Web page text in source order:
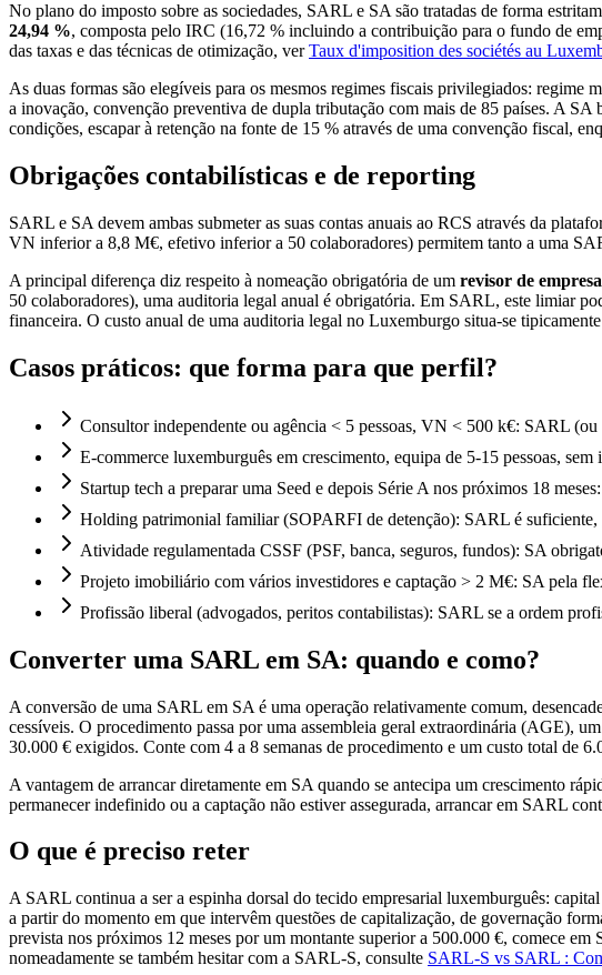
No plano do imposto sobre as sociedades, SARL e SA são tratadas de forma
24,94 %, composta pelo IRC (16,72 % incluindo a contribuição para o fundo de
das taxas e das técnicas de otimização, verTaux d'imposition des sociétés au
As duas formas são elegíveis para os mesmos regimes fiscais privilegiados:
a inovação, convenção preventiva de dupla tributação com mais de 85 países. A
condições, escapar à retenção na fonte de 15 % através de uma convenção fiscal,
Obrigações contabilísticas e de reporting
SARL e SA devem ambas submeter as suas contas anuais ao RCS através da
VN inferior a 8,8 M€, efetivo inferior a 50 colaboradores) permitem tanto a uma
A principal diferença diz respeito à nomeação obrigatória de um revisor de
50 colaboradores), uma auditoria legal anual é obrigatória. Em SARL, este limiar
financeira. O custo anual de uma auditoria legal no Luxemburgo situa-se
Casos práticos: que forma para que perfil?
Consultor independente ou agência < 5 pessoas, VN < 500 k€: SARL
E-commerce luxemburguês em crescimento, equipa de 5-15 pessoas,
Startup tech a preparar uma Seed e depois Série A nos próximos 18
Holding patrimonial familiar (SOPARFI de detenção): SARL é suficiente,
Atividade regulamentada CSSF (PSF, banca, seguros, fundos): SA
Projeto imobiliário com vários investidores e captação > 2 M€: SA pela
Profissão liberal (advogados, peritos contabilistas): SARL se a ordem
Converter uma SARL em SA: quando e como?
A conversão de uma SARL em SA é uma operação relativamente comum,
cessíveis. O procedimento passa por uma assembleia geral extraordinária (AGE),
30.000 € exigidos. Conte com 4 a 8 semanas de procedimento e um custo total de
A vantagem de arrancar diretamente em SA quando se antecipa um crescimento
permanecer indefinido ou a captação não estiver assegurada, arrancar em SARL
O que é preciso reter
A SARL continua a ser a espinha dorsal do tecido empresarial luxemburguês:
a partir do momento em que intervêm questões de capitalização, de governação
prevista nos próximos 12 meses por um montante superior a 500.000 €, comece
nomeadamente se também hesitar com a SARL-S, consulte SARL-S vs SARL :